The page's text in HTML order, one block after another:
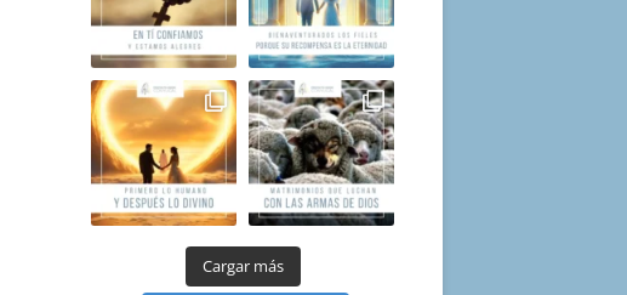
Cargar más